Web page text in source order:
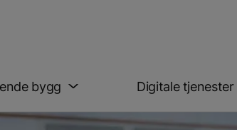
bygg Digitale tjenester